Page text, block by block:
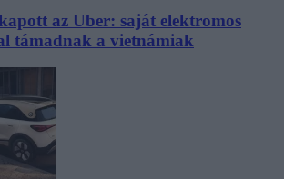
az Uber: saját elektromos
támadnak a vietnámiak